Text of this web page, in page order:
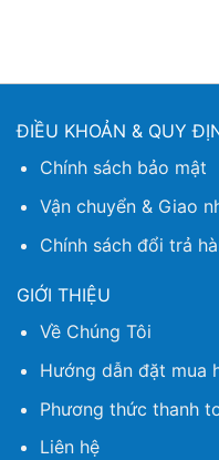
ĐIỀU KHOẢN & QUY
Chính sách bảo mật
Vận chuyển & Giao
Chính sách đổi trả
GIỚI THIỆU
Về Chúng Tôi
Hướng dẫn đặt mua
Phương thức thanh
Liên hệ